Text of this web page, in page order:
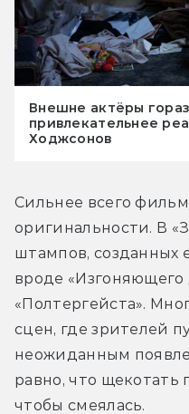
Внешне актёры
привлекательнее
Ходжсонов
Сильнее всего
оригинальности. В
штампов, созданных
вроде «Изгоняющего
«Полтергейста».
сцен, где зрителей
неожиданным
равно, что щекотать
чтобы смеялась.